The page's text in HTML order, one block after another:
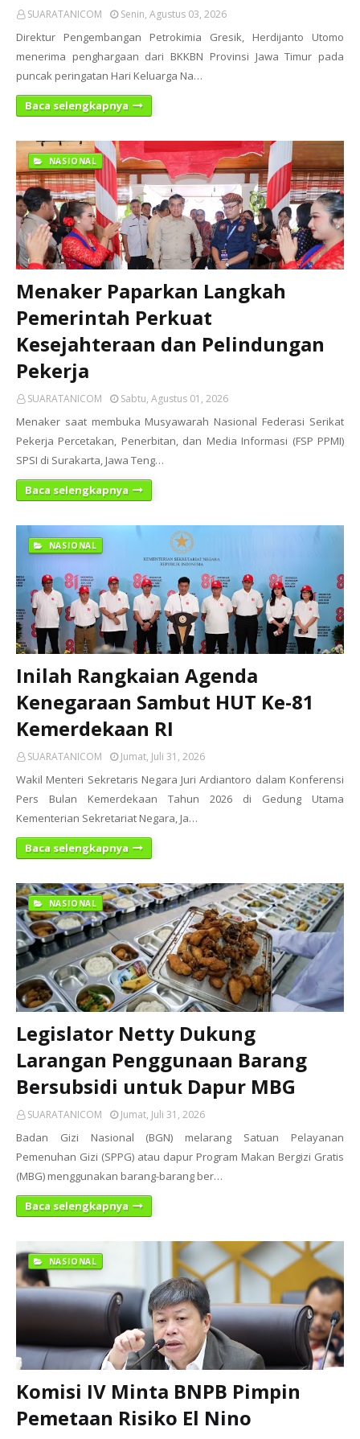
SUARATANICOM Senin, Agustus 03, 2026
Direktur Pengembangan Petrokimia Gresik, Herdijanto Utomo
menerima penghargaan dari BKKBN Provinsi Jawa Timur pada
puncak peringatan Hari Keluarga Na…
Baca selengkapnya
NASIONAL
Menaker Paparkan Langkah
Pemerintah Perkuat
Kesejahteraan dan Pelindungan
Pekerja
SUARATANICOM Sabtu, Agustus 01, 2026
Menaker saat membuka Musyawarah Nasional Federasi Serikat
Pekerja Percetakan, Penerbitan, dan Media Informasi (FSP PPMI)
SPSI di Surakarta, Jawa Teng…
Baca selengkapnya
NASIONAL
Inilah Rangkaian Agenda
Kenegaraan Sambut HUT Ke-81
Kemerdekaan RI
SUARATANICOM Jumat, Juli 31, 2026
Wakil Menteri Sekretaris Negara Juri Ardiantoro dalam Konferensi
Pers Bulan Kemerdekaan Tahun 2026 di Gedung Utama
Kementerian Sekretariat Negara, Ja…
Baca selengkapnya
NASIONAL
Legislator Netty Dukung
Larangan Penggunaan Barang
Bersubsidi untuk Dapur MBG
SUARATANICOM Jumat, Juli 31, 2026
Badan Gizi Nasional (BGN) melarang Satuan Pelayanan
Pemenuhan Gizi (SPPG) atau dapur Program Makan Bergizi Gratis
(MBG) menggunakan barang-barang ber…
Baca selengkapnya
NASIONAL
Komisi IV Minta BNPB Pimpin
Pemetaan Risiko El Nino